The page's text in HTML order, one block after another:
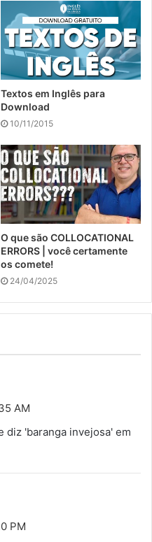
Textos em Inglês para
Download
10/11/2015
O que são COLLOCATIONAL
ERRORS | você certamente
os comete!
24/04/2025
AM
diz 'baranga invejosa' em
PM